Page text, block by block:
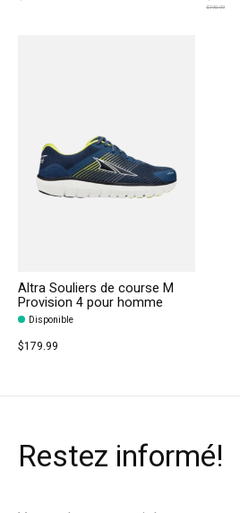
$190.99
Altra Souliers de course M
Provision 4 pour homme
Disponible
$179.99
Restez informé!